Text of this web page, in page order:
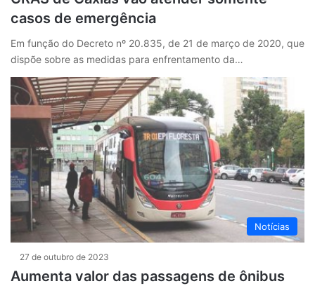
casos de emergência
Em função do Decreto nº 20.835, de 21 de março de 2020, que
dispõe sobre as medidas para enfrentamento da…
Notícias
27 de outubro de 2023
Aumenta valor das passagens de ônibus